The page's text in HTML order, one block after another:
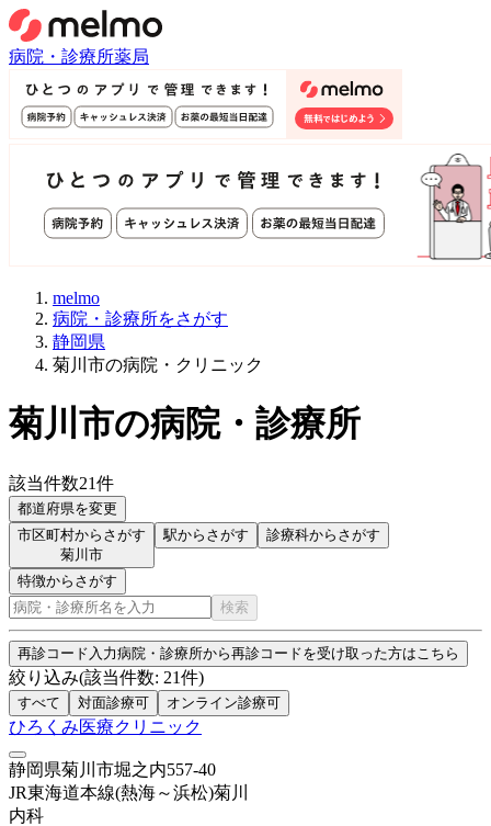
病院・診療所薬局
melmo
病院・診療所をさがす
静岡県
菊川市の病院・クリニック
菊川市の病院・診療所
該当件数21件
都道府県を変更
市区町村からさがす
菊川市
駅からさがす 診療科からさがす
特徴からさがす
検索
再診コード入力病院・診療所から再診コードを受け取った方はこちら
絞り込み(該当件数: 21件)
すべて 対面診療可 オンライン診療可
ひろくみ医療クリニック
静岡県菊川市堀之内557-40
JR東海道本線(熱海～浜松)菊川
内科